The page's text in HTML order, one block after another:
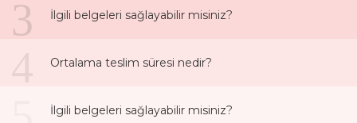
3 İlgili belgeleri sağlayabilir misiniz?
Ortalama teslim süresi nedir?
İlgili belgeleri sağlayabilir misiniz?